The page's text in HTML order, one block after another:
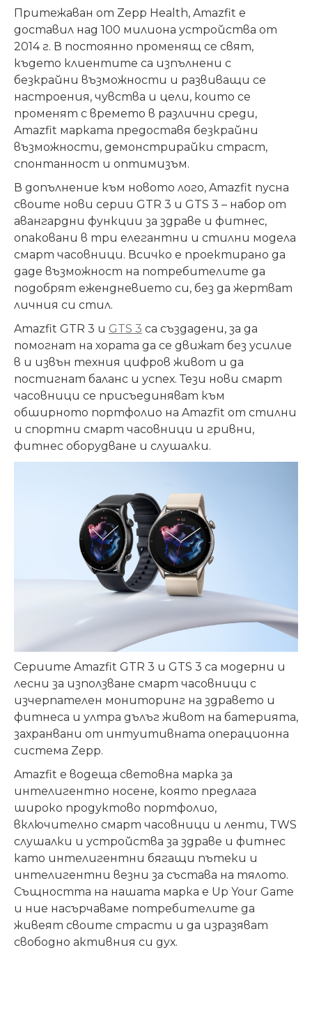
Притежаван от Zepp Health, Amazfit е
доставил над 100 милиона устройства от
2014 г. В постоянно променящ се свят,
където клиентите са изпълнени с
безкрайни възможности и развиващи се
настроения, чувства и цели, които се
променят с времето в различни среди,
Amazfit марката предоставя безкрайни
възможности, демонстрирайки страст,
спонтанност и оптимизъм.
В допълнение към новото лого, Amazfit пусна
своите нови серии GTR 3 и GTS 3 – набор от
авангардни функции за здраве и фитнес,
опаковани в три елегантни и стилни модела
смарт часовници. Всичко е проектирано да
даде възможност на потребителите да
подобрят ежендневието си, без да жертват
личния си стил.
Amazfit GTR 3 и GTS 3 са създадени, за да
помогнат на хората да се движат без усилие
в и извън техния цифров живот и да
постигнат баланс и успех. Тези нови смарт
часовници се присъединяват към
обширното портфолио на Amazfit от стилни
и спортни смарт часовници и гривни,
фитнес оборудване и слушалки.
Сериите Amazfit GTR 3 и GTS 3 са модерни и
лесни за използване смарт часовници с
изчерпателен мониторинг на здравето и
фитнеса и ултра дълъг живот на батерията,
захранвани от интуитивната операционна
система Zepp.
Amazfit е водеща световна марка за
интелигентно носене, която предлага
широко продуктово портфолио,
включително смарт часовници и ленти, TWS
слушалки и устройства за здраве и фитнес
като интелигентни бягащи пътеки и
интелигентни везни за състава на тялото.
Същността на нашата марка е Up Your Game
и ние насърчаваме потребителите да
живеят своите страсти и да изразяват
свободно активния си дух.